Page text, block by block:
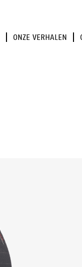
ONZE VERHALEN